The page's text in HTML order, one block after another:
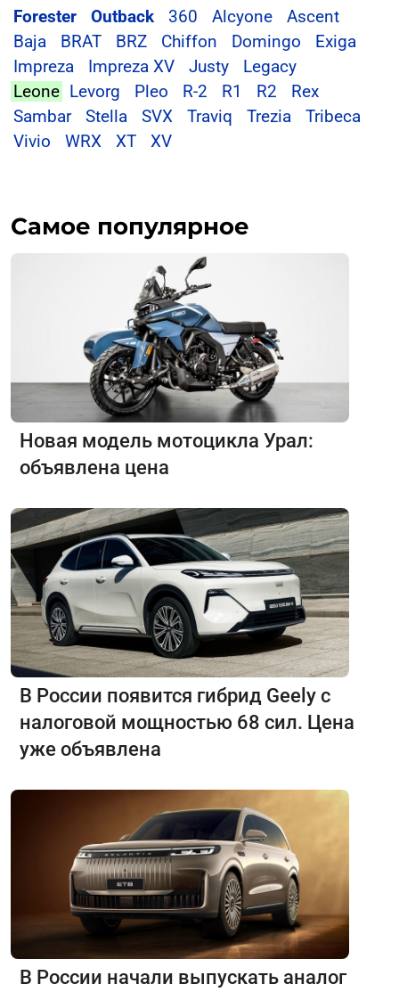
Forester Outback 360 Alcyone
Ascent
Baja
BRAT BRZ Chiffon Domingo
Exiga
Impreza
Impreza XV Justy
Legacy
Leone Levorg Pleo R-2 R1 R2
Rex
Sambar
Stella SVX Traviq Trezia
Tribeca
Vivio
WRX XT XV
Самое популярное
Новая модель мотоцикла Урал:
объявлена цена
В России появится гибрид Geely с
налоговой мощностью 68 сил. Цена
уже объявлена
В России начали выпускать аналог